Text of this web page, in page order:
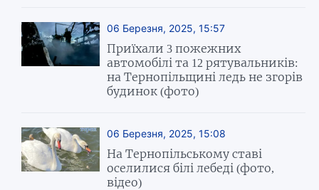
06 Березня, 2025, 15:57
Приїхали 3 пожежних
автомобілі та 12 рятувальників:
на Тернопільщині ледь не згорів
будинок (фото)
06 Березня, 2025, 15:08
На Тернопільському ставі
оселилися білі лебеді (фото,
відео)